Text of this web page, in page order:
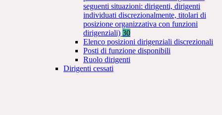
seguenti situazioni: dirigenti, dirigenti
individuati discrezionalmente, titolari di
posizione organizzativa con funzioni
dirigenziali) 30
Elenco posizioni dirigenziali discrezionali
Posti di funzione disponibili
Ruolo dirigenti
Dirigenti cessati